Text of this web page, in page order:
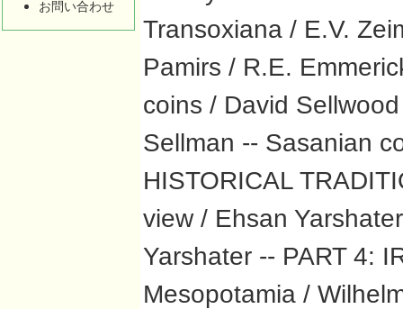
お問い合わせ
Transoxiana / E.V.
Pamirs / R.E.
coins / David
Sellman -- Sasanian
HISTORICAL
view / Ehsan
Yarshater -- PART 4:
Mesopotamia /